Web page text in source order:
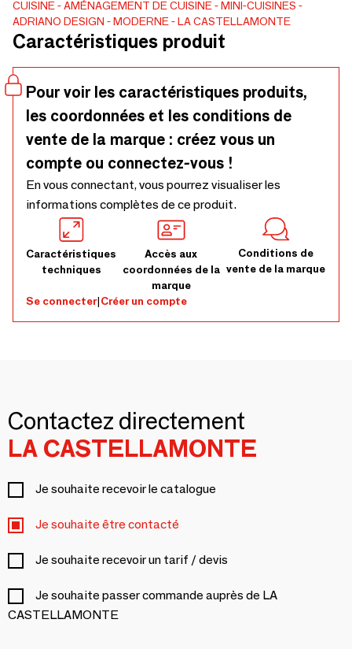
la cuisine «bois», selon les époques et les méthodes de la
plus ancienne culture culinaire. Il conserve la base en bois,
héritage de l'ancienne tradition des poêles de
CUISINE AMÉNAGEMENT DE CUISINE
MINI-CUISINES
ADRIANO DESIGN
MODERNE LA CASTELLAMONTE
Caractéristiques produit
Pour voir les caractéristiques produits,
les coordonnées et les conditions de
vente de la marque : créez vous un
compte ou connectez-vous !
En vous connectant, vous pourrez visualiser les
informations complètes de ce produit.
Caractéristiques
techniques
Accès aux
coordonnées de la
marque
Conditions de
vente de la marque
Se connecter|Créer un compte
Contactez directement
LA CASTELLAMONTE
Je souhaite recevoir le catalogue
Je souhaite être contacté
Je souhaite recevoir un tarif / devis
Je souhaite passer commande auprès de LA
CASTELLAMONTE